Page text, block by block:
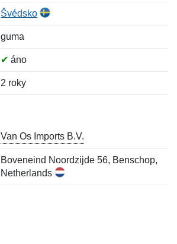
Švédsko
guma
✔ áno
2 roky
Van Os Imports B.V.
Boveneind Noordzijde 56, Benschop,
Netherlands